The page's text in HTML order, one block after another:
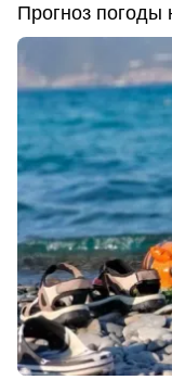
Прогноз погоды